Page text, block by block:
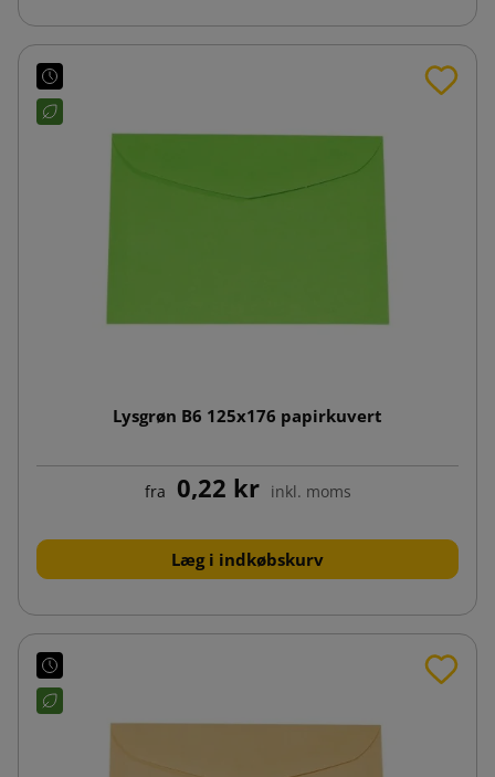
Lysgrøn B6 125x176 papirkuvert
fra 0,22 kr inkl. moms
Læg i indkøbskurv